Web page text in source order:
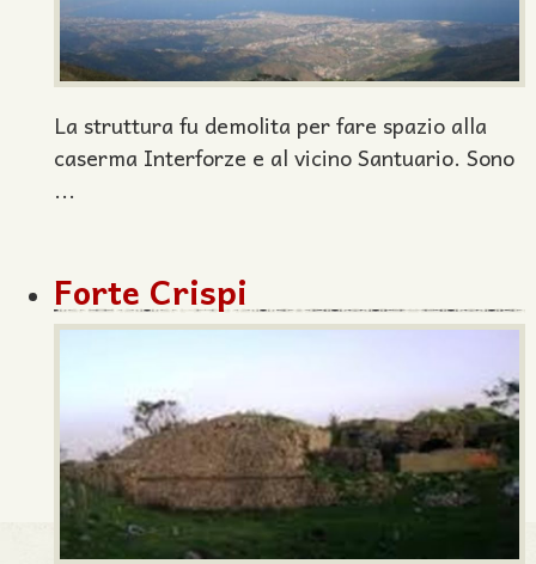
La struttura fu demolita per fare spazio alla
caserma Interforze e al vicino Santuario. Sono
...
Forte Crispi